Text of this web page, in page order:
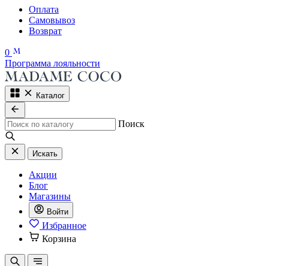
Оплата
Самовывоз
Возврат
0
Программа лояльности
Каталог
Поиск
Искать
Акции
Блог
Магазины
Войти
Избранное
Корзина